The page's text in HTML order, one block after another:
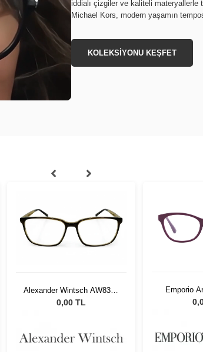
iddialı çizgiler ve kaliteli materyallerle
Michael Kors, modern yaşamın
KOLEKSİYONU KEŞFET
Alexander Wintsch AW8308
C4
0,00 TL
Emporio